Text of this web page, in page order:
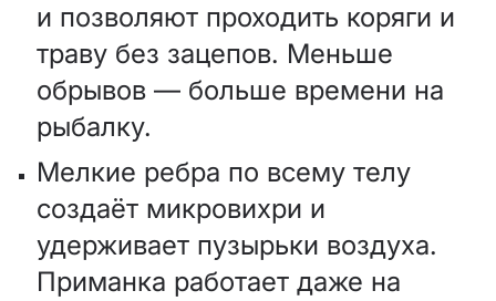
и позволяют проходить коряги и
траву без зацепов. Меньше
обрывов — больше времени на
рыбалку.
Мелкие ребра по всему телу
создаёт микровихри и
удерживает пузырьки воздуха.
Приманка работает даже на